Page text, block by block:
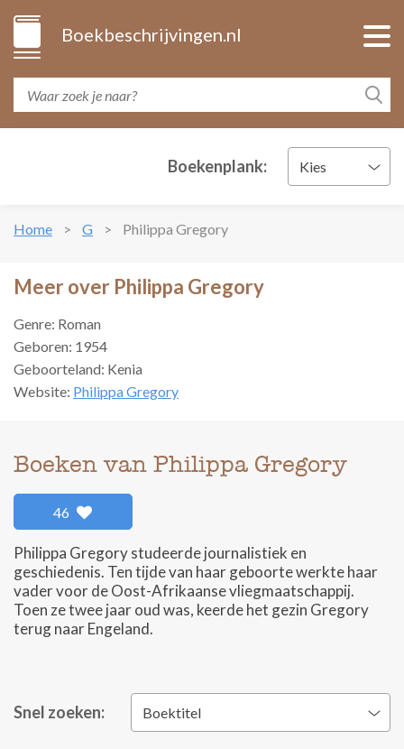
Boekbeschrijvingen.nl
Boekenplank: Kies
Home G Philippa Gregory
Meer over Philippa Gregory
Genre: Roman
Geboren: 1954
Geboorteland: Kenia
Website: Philippa Gregory
Boeken van Philippa Gregory
46
Philippa Gregory studeerde journalistiek en
geschiedenis. Ten tijde van haar geboorte werkte haar
vader voor de Oost-Afrikaanse vliegmaatschappij.
Toen ze twee jaar oud was, keerde het gezin Gregory
terug naar Engeland.
Snel zoeken: Boektitel